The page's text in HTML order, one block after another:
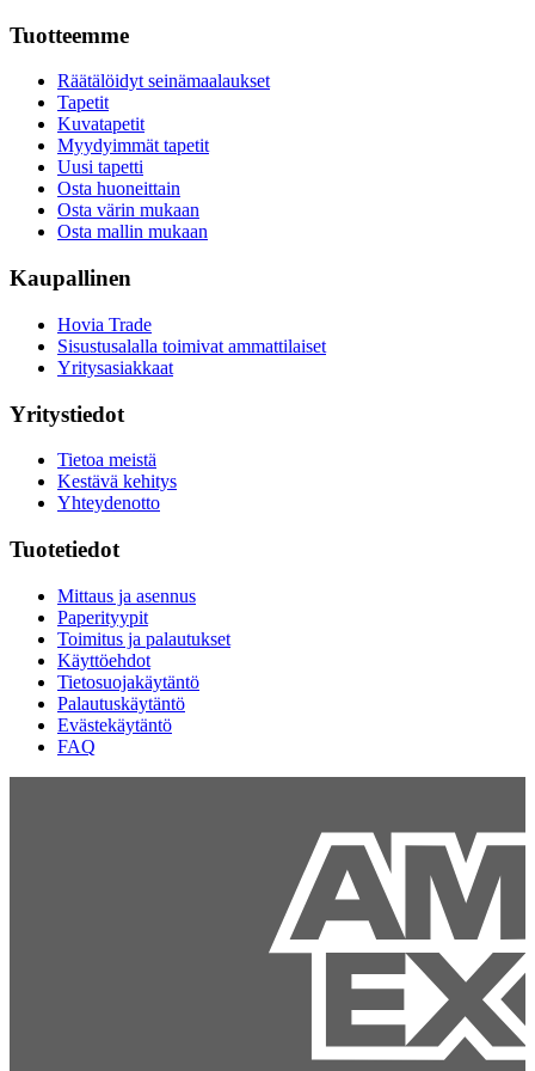
Tuotteemme
Räätälöidyt seinämaalaukset
Tapetit
Kuvatapetit
Myydyimmät tapetit
Uusi tapetti
Osta huoneittain
Osta värin mukaan
Osta mallin mukaan
Kaupallinen
Hovia Trade
Sisustusalalla toimivat ammattilaiset
Yritysasiakkaat
Yritystiedot
Tietoa meistä
Kestävä kehitys
Yhteydenotto
Tuotetiedot
Mittaus ja asennus
Paperityypit
Toimitus ja palautukset
Käyttöehdot
Tietosuojakäytäntö
Palautuskäytäntö
Evästekäytäntö
FAQ